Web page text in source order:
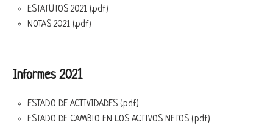
ESTATUTOS 2021 (.pdf)
NOTAS 2021 (.pdf)
Informes 2021
ESTADO DE ACTIVIDADES (.pdf)
ESTADO DE CAMBIO EN LOS ACTIVOS NETOS (.pdf)